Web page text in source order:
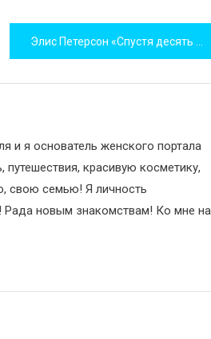
и я основатель женского портала
красивую косметику,
свою семью! Я личность
Рада новым знакомствам! Ко мне на